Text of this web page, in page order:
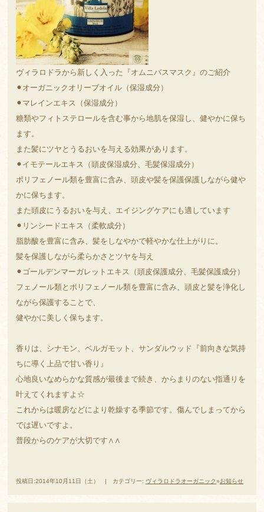
ヴィラロドラから新しく入った『オムニバスマスク』のご紹介
⚫︎オーガニックオリーブオイル（保湿成分）
⚫︎マレインエキス（保湿成分）
糖類やフィトステロールを含む事から地肌を保湿し、健やかに保ち
ます。
また髪にツヤとうるおいを与える効果があります。
⚫︎イモテールエキス（頭皮保湿成分、毛髪保湿成分）
ポリフェノール類を豊富に含み、頭皮や髪を保護保護しながら健や
かに保ちます。
また頭皮にうるおいを与え、エイジングケアにも適しています
⚫︎リンシードエキス（柔軟成分）
脂肪酸を豊富に含み、髪をしなやかで軽やかな仕上がりに。
髪を保護しながら柔らかさとツヤを与え
⚫︎ゴールデンマーガレットエキス（頭皮保護成分、毛髪保護成分）
フェノール類とポリフェノール類を豊富に含み、頭皮と髪を浄化し
ながら保護することで、
健やかに美しく保ちます。
香りは、シナモン、ベルガモット、サンダルウッド『前向きな気持
ちに導く上品で甘い香り』
心地良いなめらかな質感が最後まで続き、からまりのない指通りを
叶えてくれますよ☆
これからは暖房などにより乾燥する季節です。傷んでしまってから
では遅いですよ。
普段からのケアが大切です∧∧
投稿日:2014年10月11日（土） | カテゴリー: ヴィラロドラオーガニック»お知らせ